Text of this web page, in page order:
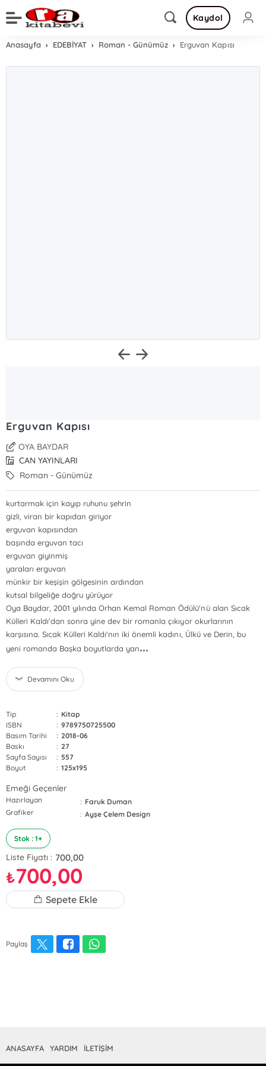
Kaydol
Anasayfa EDEBİYAT Roman - Günümüz Erguvan Kapısı
Erguvan Kapısı
OYA BAYDAR
CAN YAYINLARI
Roman - Günümüz
kurtarmak için kayıp ruhunu şehrin
gizli, viran bir kapıdan giriyor
erguvan kapısından
başında erguvan tacı
erguvan giyinmiş
yaraları erguvan
münkir bir keşişin gölgesinin ardından
kutsal bilgeliğe doğru yürüyor
Oya Baydar, 2001 yılında Orhan Kemal Roman Ödülü'nü alan Sıcak
Külleri Kaldı'dan sonra yine dev bir romanla çıkıyor okurlarının
karşısına. Sıcak Külleri Kaldı'nın iki önemli kadını, Ülkü ve Derin, bu
yeni romanda Başka boyutlarda yan...
Devamını Oku
Tip : Kitap
ISBN
: 9789750725500
Basım Tarihi
: 2018-06
Baskı
: 27
Sayfa Sayısı
: 557
Boyut
: 125x195
Emeği Geçenler
Hazırlayan : Faruk Duman
Grafiker
: Ayşe Çelem Design
Stok : 1+
Liste Fiyatı : 700,00
₺700,00
Sepete Ekle
Paylaş
ANASAYFA YARDIM İLETİŞİM